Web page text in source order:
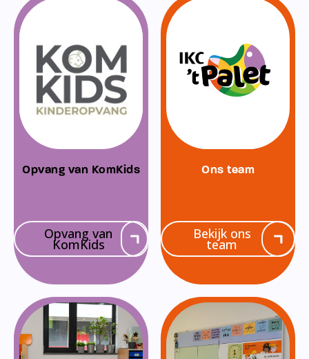
Opvang van KomKids
Opvang van
KomKids
Ons team
Bekijk ons
team